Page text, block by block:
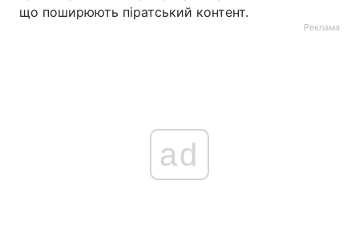
що поширюють піратський контент.
Реклама
ad